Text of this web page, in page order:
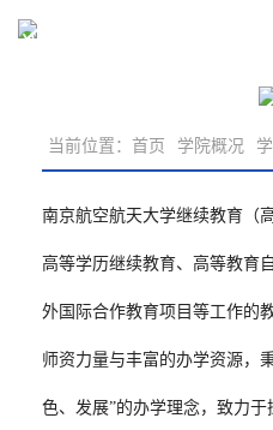
学院概况
当前位置： 首页 学院概况
南京航空航天大学继续教育（
高等学历继续教育、高等教育
外 国际合作教育项目等工作的
师资力量与丰富的办学资源，
色、发展”的办学理念，致力